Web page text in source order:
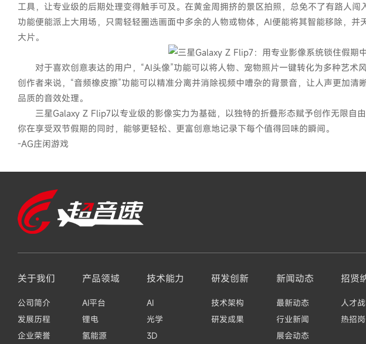
工具，让专业级的后期处理变得触手可及。在黄金周拥挤的景区拍照，总免不了有路人闯
功能便能派上大用场，只需轻轻圈选画面中多余的人物或物体，AI便能将其智能移除，
大片。
对于喜欢创意表达的用户，“AI头像”功能可以将人物、宠物照片一键转化为多种艺术
创作者来说，“音频橡皮擦”功能可以精准分离并消除视频中嘈杂的背景音，让人声更加
品质的音效处理。
三星Galaxy Z Flip7以专业级的影像实力为基础，以独特的折叠形态赋予创作无限自
你在享受双节假期的同时，能够更轻松、更富创意地记录下每个值得回味的瞬间。
-AG庄闲游戏
关于我们
公司简介
发展历程
企业荣誉
产品领域
AI平台
锂电
氢能源
技术能力
AI
光学
3D
研发创新
技术架构
研发成果
新闻动态
最新动态
行业新闻
展会动态
招贤
人才
热招